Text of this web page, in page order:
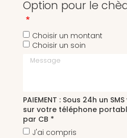
Option pour le
Choisir un montant
Choisir un soin
Message
PAIEMENT : Sous 24h un
sur votre téléphone
par CB *
J'ai compris